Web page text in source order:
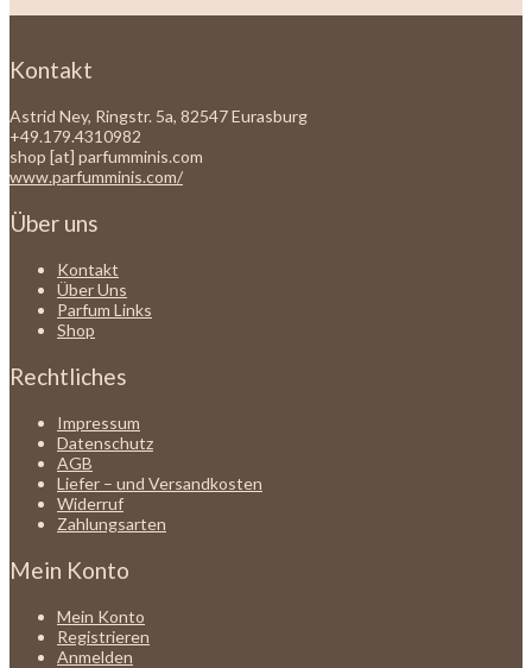
Kontakt
Astrid Ney, Ringstr. 5a, 82547 Eurasburg
+49.179.4310982
shop [at] parfumminis.com
www.parfumminis.com/
Über uns
Kontakt
Über Uns
Parfum Links
Shop
Rechtliches
Impressum
Datenschutz
AGB
Liefer – und Versandkosten
Widerruf
Zahlungsarten
Mein Konto
Mein Konto
Registrieren
Anmelden